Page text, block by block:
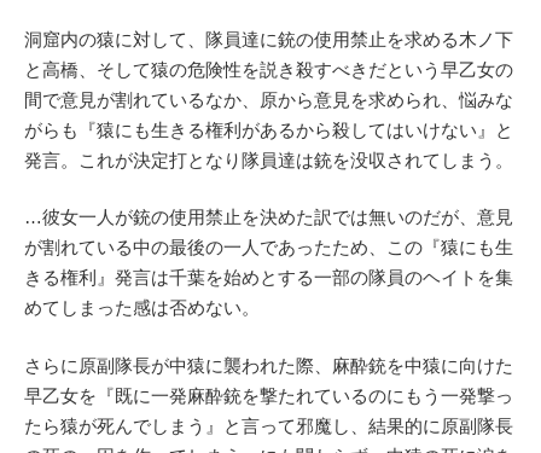
洞窟内の猿に対して、隊員達に銃の使用禁止を求める木ノ下
と高橋、そして猿の危険性を説き殺すべきだという早乙女の
間で意見が割れているなか、原から意見を求められ、悩みな
がらも『猿にも生きる権利があるから殺してはいけない』と
発言。これが決定打となり隊員達は銃を没収されてしまう。
…彼女一人が銃の使用禁止を決めた訳では無いのだが、意見
が割れている中の最後の一人であったため、この『猿にも生
きる権利』発言は千葉を始めとする一部の隊員のヘイトを集
めてしまった感は否めない。
さらに原副隊長が中猿に襲われた際、麻酔銃を中猿に向けた
早乙女を『既に一発麻酔銃を撃たれているのにもう一発撃っ
たら猿が死んでしまう』と言って邪魔し、結果的に原副隊長